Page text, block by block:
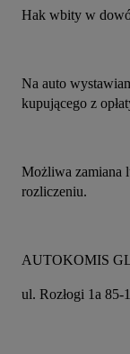
Hak wbity w
Na auto
kupującego z
Możliwa zamiana
rozliczeniu.
AUTOKOMIS
ul. Rozłogi 1a 85-